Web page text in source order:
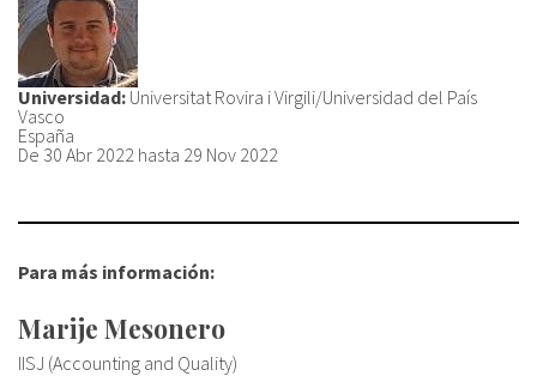
Sociología jurídica
Becas
Investigación
Residencia Antia
Universidad: Universitat Rovira i Virgili/Universidad del País
Vasco
España
De 30 Abr 2022 hasta 29 Nov 2022
Para más información:
Marije Mesonero
IISJ (Accounting and Quality)